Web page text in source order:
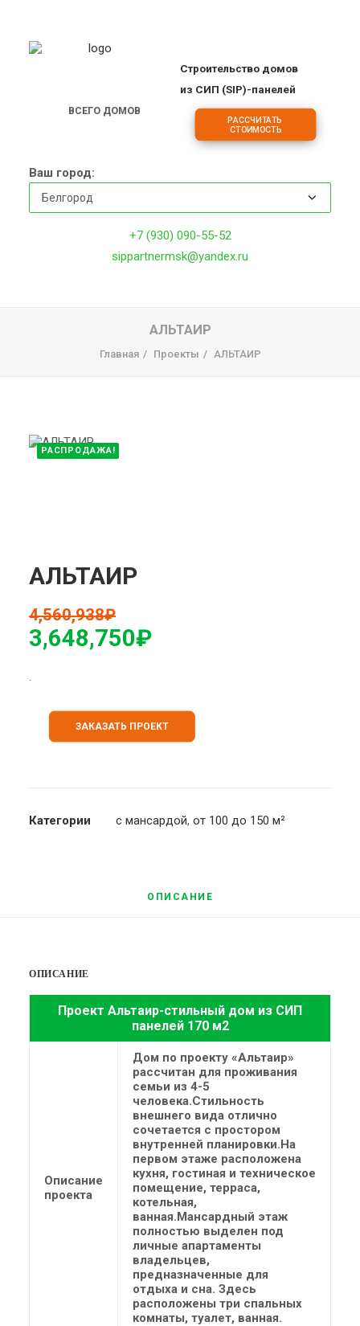
ОБЪЕКТЫ
ДОМА
ИПОТЕКА НА СТРОИТЕЛЬСТВО
Строительство домов
из СИП (SIP)-панелей
ВСЕГО ДОМОВ
РАССЧИТАТЬ
СТОИМОСТЬ
Ваш город:
+7 (930) 090-55-52
sippartnermsk@yandex.ru
АЛЬТАИР
Главная Проекты АЛЬТАИР
РАСПРОДАЖА!
АЛЬТАИР
4,560,938₽
3,648,750₽
.
ЗАКАЗАТЬ ПРОЕКТ
Категории с мансардой, от 100 до 150 м²
ОПИСАНИЕ
ОПИСАНИЕ
Проект Альтаир-стильный дом из СИП
панелей 170 м2
Описание
проекта
Дом по проекту «Альтаир»
рассчитан для проживания
семьи из 4-5
человека.Стильность
внешнего вида отлично
сочетается с простором
внутренней планировки.На
первом этаже расположена
кухня, гостиная и техническое
помещение, терраса,
котельная,
ванная.Мансардный этаж
полностью выделен под
личные апартаменты
владельцев,
предназначенные для
отдыха и сна. Здесь
расположены три спальных
комнаты, туалет, ванная.